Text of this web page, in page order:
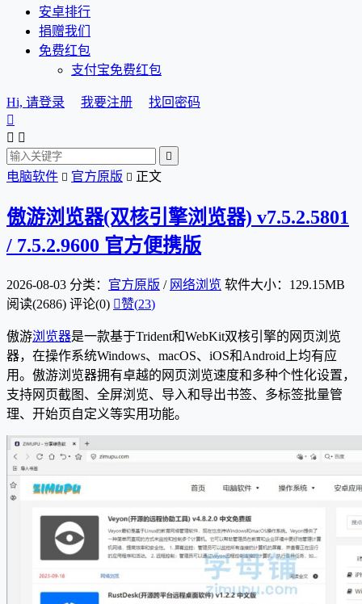
安卓排行
捐赠我们
免费红包
支付宝免费红包
Hi, 请登录 我要注册
找回密码

 

电脑软件  官方原版  正文
傲游浏览器(双核引擎浏览器) v7.5.2.5801
/ 7.5.2.9600 官方便携版
2026-08-03 分类： 官方原版 / 网络浏览 软件大小：129.15MB
阅读(2686) 评论(0) 赞(23)
傲游浏览器是一款基于Trident和WebKit双核引擎的网页浏览
器，在操作系统Windows、macOS、iOS和Android上均有应
用。傲游浏览器拥有卓越的网页浏览速度和多种个性化设置，
支持网页截图、全屏浏览、导入和导出书签、多标签批量管
理、开始页自定义等实用功能。